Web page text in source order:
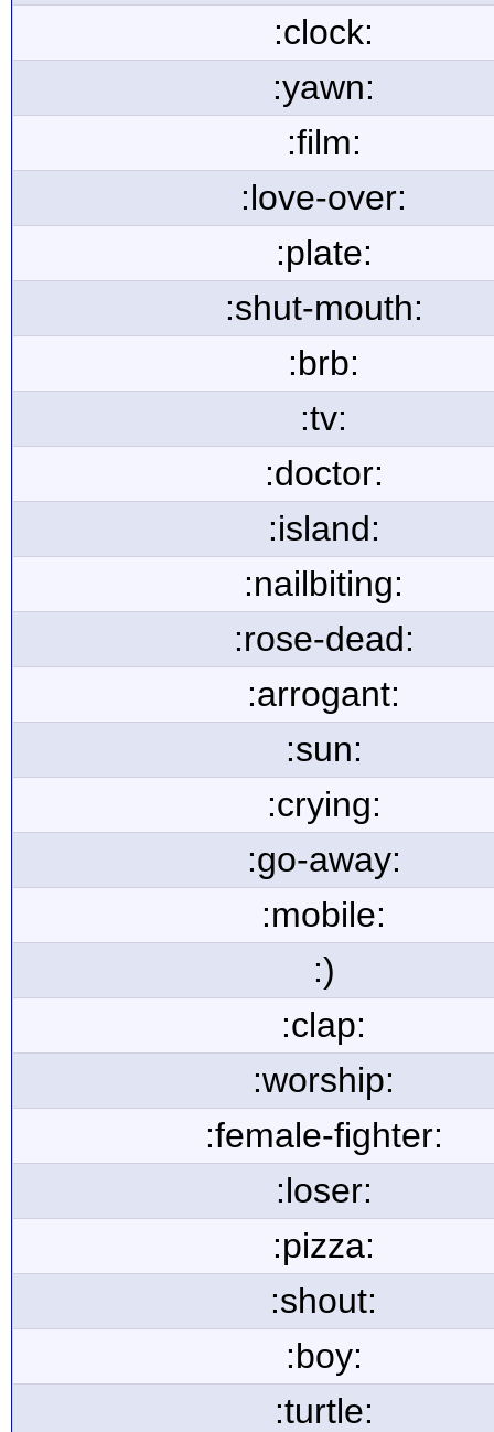
:clock:
:yawn:
:film:
:love-over:
:plate:
:shut-mouth:
:brb:
:tv:
:doctor:
:island:
:nailbiting:
:rose-dead:
:arrogant:
:sun:
:crying:
:go-away:
:mobile:
:)
:clap:
:worship:
:female-fighter:
:loser:
:pizza:
:shout:
:boy:
:turtle: